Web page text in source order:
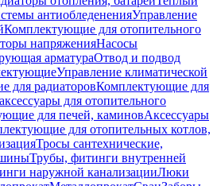
антиобледененияУправление
Комплектующие для отопительного
напряженияНасосы
арматураОтвод и подвод
Управление климатической
для радиаторовКомплектующие для
для отопительного
для печей, каминовАксессуары
для отопительных котлов,
Тросы сантехнические,
Трубы, фитинги внутренней
наружной канализацииЛюки